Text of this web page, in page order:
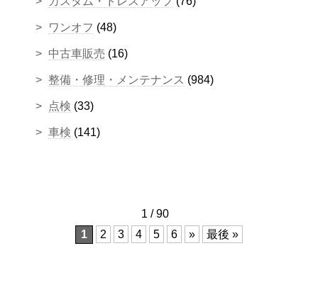
ワンオフ (48)
中古車販売 (16)
整備・修理・メンテナンス (984)
点検 (33)
車検 (141)
1 / 90
1
2 3 4 5 6 » 最後 »